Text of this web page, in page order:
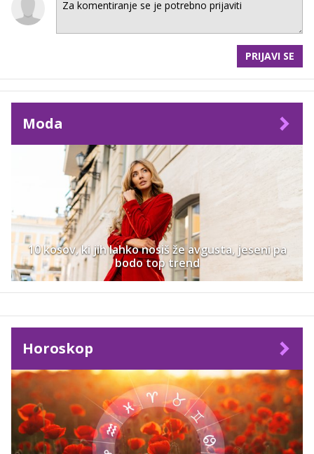
PRIJAVI SE
Moda
10 kosov, ki jih lahko nosiš že avgusta, jeseni pa
bodo top trend
Horoskop